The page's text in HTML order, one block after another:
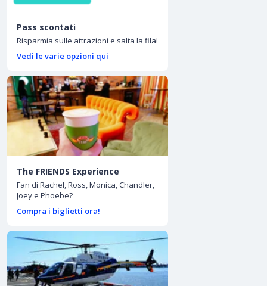
Pass scontati
Risparmia sulle attrazioni e salta la fila!
Vedi le varie opzioni qui
The FRIENDS Experience
Fan di Rachel, Ross, Monica, Chandler,
Joey e Phoebe?
Compra i biglietti ora!